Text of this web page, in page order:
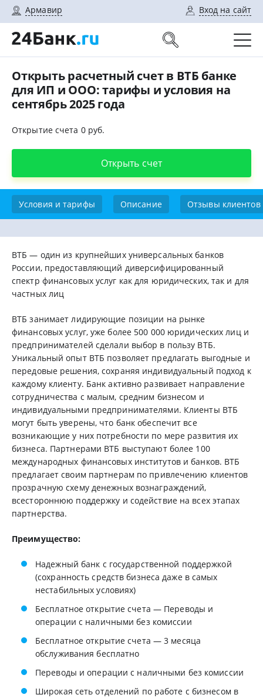
Армавир Вход на сайт
Открыть расчетный счет в ВТБ банке
для ИП и ООО: тарифы и условия на
сентябрь 2025 года
Открытие счета 0 руб.
Открыть счет
Условия и тарифы Описание Отзывы клиентов
ВТБ — один из крупнейших универсальных банков
России, предоставляющий диверсифицированный
спектр финансовых услуг как для юридических, так и для
частных лиц
ВТБ занимает лидирующие позиции на рынке
финансовых услуг, уже более 500 000 юридических лиц и
предпринимателей сделали выбор в пользу ВТБ.
Уникальный опыт ВТБ позволяет предлагать выгодные и
передовые решения, сохраняя индивидуальный подход к
каждому клиенту. Банк активно развивает направление
сотрудничества с малым, средним бизнесом и
индивидуальными предпринимателями. Клиенты ВТБ
могут быть уверены, что банк обеспечит все
возникающие у них потребности по мере развития их
бизнеса. Партнерами ВТБ выступают более 100
международных финансовых институтов и банков. ВТБ
предлагает своим партнерам по привлечению клиентов
прозрачную схему денежных вознаграждений,
всестороннюю поддержку и содействие на всех этапах
партнерства.
Преимущество:
Надежный банк с государственной поддержкой
(сохранность средств бизнеса даже в самых
нестабильных условиях)
Бесплатное открытие счета — Переводы и
операции с наличными без комиссии
Бесплатное открытие счета — 3 месяца
обслуживания бесплатно
Переводы и операции с наличными без комиссии
Широкая сеть отделений по работе с бизнесом в